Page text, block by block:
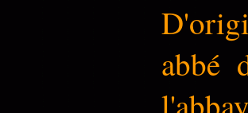
abbé